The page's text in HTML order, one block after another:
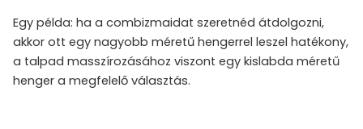
Egy példa: ha a combizmaidat szeretnéd átdolgozni,
akkor ott egy nagyobb méretű hengerrel leszel hatékony,
a talpad masszírozásához viszont egy kislabda méretű
henger a megfelelő választás.